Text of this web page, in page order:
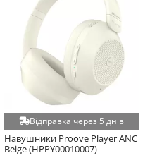
Відправка через 5 днів
Навушники Proove Player ANC
Beige (HPPY00010007)